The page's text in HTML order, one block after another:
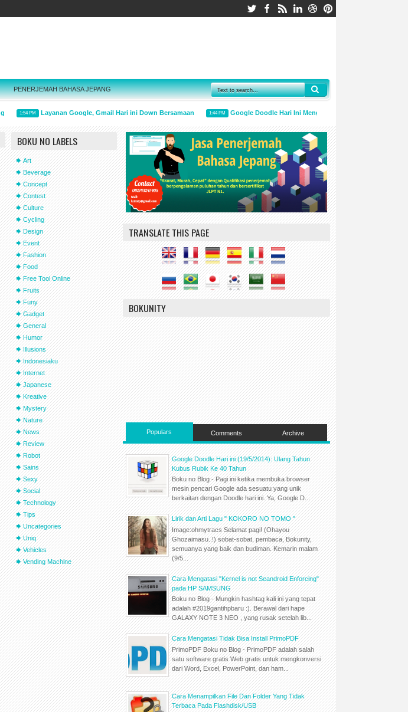
PENERJEMAH BAHASA JEPANG
1:54 PM Layanan Google, Gmail Hari ini Down Bersamaan 1:44 PM Google Doodle Hari Ini Mengingatkan Untuk Menggunakan
TRANSLATE THIS PAGE
BOKUNITY
Populars Comments Archive
Google Doodle Hari ini (19/5/2014): Ulang Tahun
Kubus Rubik Ke 40 Tahun
Boku no Blog - Pagi ini ketika membuka browser
mesin pencari Google ada sesuatu yang unik
berkaitan dengan Doodle hari ini. Ya, Google D...
Lirik dan Arti Lagu " KOKORO NO TOMO "
Image:ohmytracs Selamat pagi! (Ohayou
Ghozaimasu..!) sobat-sobat, pembaca, Bokunity,
semuanya yang baik dan budiman. Kemarin malam
(9/5...
Cara Mengatasi "Kernel is not Seandroid Enforcing"
pada HP SAMSUNG
Boku no Blog - Mungkin hashtag kali ini yang tepat
adalah #2019gantihpbaru :). Berawal dari hape
GALAXY NOTE 3 NEO , yang rusak setelah lib...
Cara Mengatasi Tidak Bisa Install PrimoPDF
PrimoPDF Boku no Blog - PrimoPDF adalah salah
satu software gratis Web gratis untuk mengkonversi
dari Word, Excel, PowerPoint, dan ham...
Cara Menampilkan File Dan Folder Yang Tidak
Terbaca Pada Flashdisk/USB
BOKU NO LABELS
Art
Beverage
Concept
Contest
Culture
Cycling
Design
Event
Fashion
Food
Free Tool Online
Fruits
Funy
Gadget
General
Humor
Illusions
Indonesiaku
Internet
Japanese
Kreative
Mystery
Nature
News
Review
Robot
Sains
Sexy
Social
Technology
Tips
Uncategories
Uniq
Vehicles
Vending Machine